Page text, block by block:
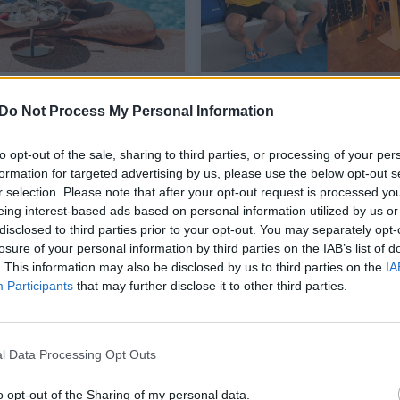
Do Not Process My Personal Information
opt-out of the sale, sharing to third parties, or processing of your
for targeted advertising by us, please use the below opt-out
selection. Please note that after your opt-out request is processed
interest-based ads based on personal information utilized by us
to third parties prior to your opt-out. You may separately
of your personal information by third parties on the IAB’s list of
This information may also be disclosed by us to third parties on the
Participants that may further disclose it to other third parties.
Data Processing Opt Outs
opt-out of the Sharing of my personal data.
už 2500 eurų: „Ne
2025-08-21
Kalabrijoje: kas sėdo į
– į praktišką „Ford
2025-08-17
44